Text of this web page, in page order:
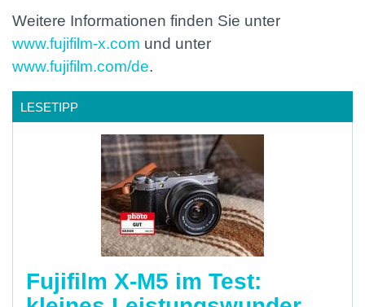
Weitere Informationen finden Sie unter
www.fujifilm-x.com und unter
www.fujifilm.com/de.
LESETIPP
Fujifilm X-M5 im Test: